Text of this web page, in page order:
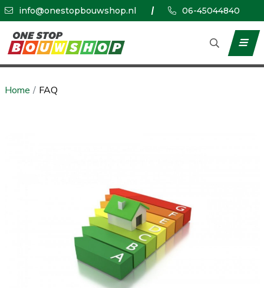
info@onestopbouwshop.nl 06-45044840
Home FAQ